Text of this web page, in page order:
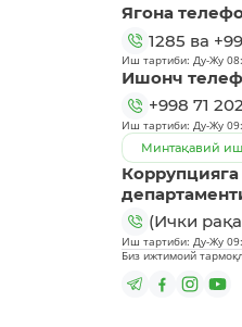
Ягона
1285 ва
Иш тартиби: Ду-Жу
Ишонч
+998 71
Иш тартиби: Ду-Жу
Минтақавий
(Ички
Иш тартиби: Ду-Жу
Биз ижтимоий